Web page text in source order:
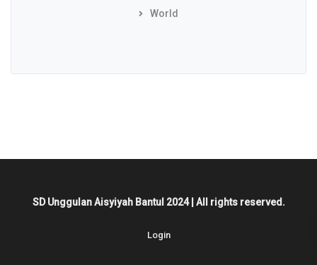
World
SD Unggulan Aisyiyah Bantul 2024 | All rights reserved.
Login